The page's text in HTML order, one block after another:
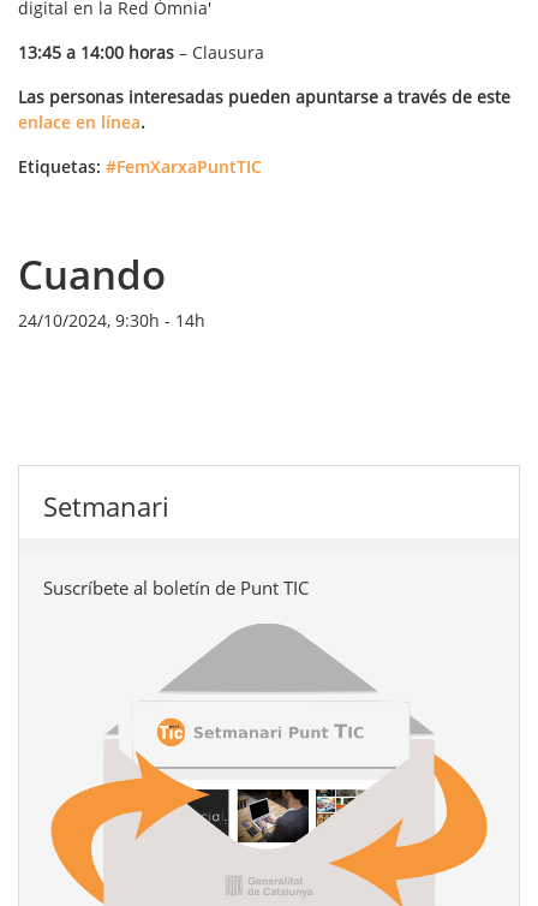
digital en la Red Òmnia'
13:45 a 14:00 horas – Clausura
Las personas interesadas pueden apuntarse a través de este
enlace en línea.
Etiquetas: #FemXarxaPuntTIC
Cuando
24/10/2024, 9:30h - 14h
Setmanari
Suscríbete al boletín de Punt TIC